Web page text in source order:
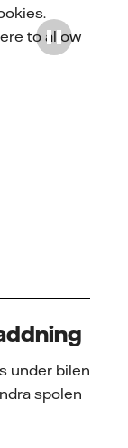
to allow
under bilen
spolen